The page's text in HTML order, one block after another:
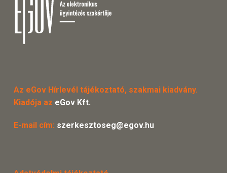
Az eGov Hírlevél tájékoztató, szakmai kiadvány.
Kiadója az eGov Kft.
E-mail cím: szerkesztoseg@egov.hu